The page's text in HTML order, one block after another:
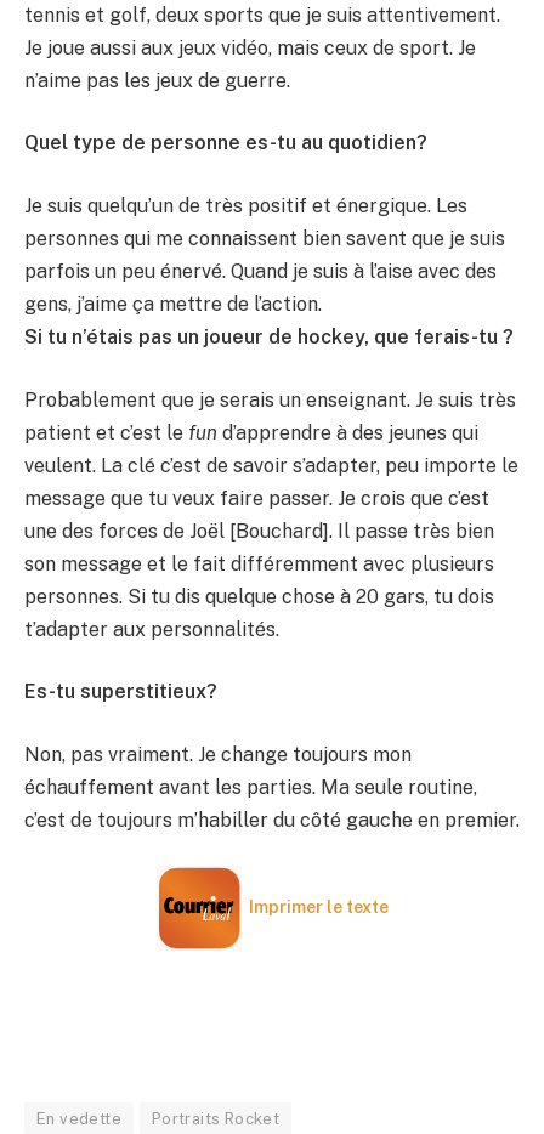
tennis et golf, deux sports que je suis attentivement.
Je joue aussi aux jeux vidéo, mais ceux de sport. Je
n’aime pas les jeux de guerre.
Quel type de personne es-tu au quotidien?
Je suis quelqu’un de très positif et énergique. Les
personnes qui me connaissent bien savent que je suis
parfois un peu énervé. Quand je suis à l’aise avec des
gens, j’aime ça mettre de l’action.
Si tu n’étais pas un joueur de hockey, que ferais-tu ?
Probablement que je serais un enseignant. Je suis très
patient et c’est le fun d’apprendre à des jeunes qui
veulent. La clé c’est de savoir s’adapter, peu importe le
message que tu veux faire passer. Je crois que c’est
une des forces de Joël [Bouchard]. Il passe très bien
son message et le fait différemment avec plusieurs
personnes. Si tu dis quelque chose à 20 gars, tu dois
t’adapter aux personnalités.
Es-tu superstitieux?
Non, pas vraiment. Je change toujours mon
échauffement avant les parties. Ma seule routine,
c’est de toujours m’habiller du côté gauche en premier.
Imprimer le texte
En vedette Portraits Rocket